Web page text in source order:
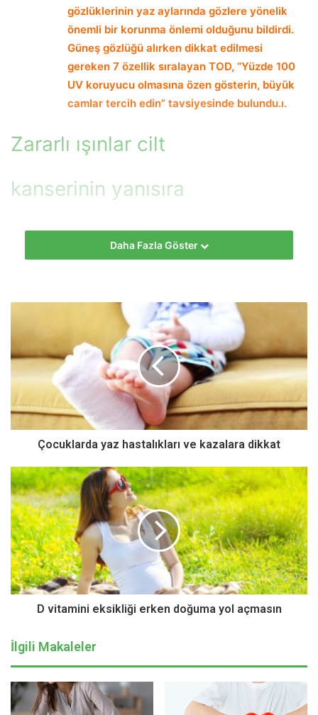
gözlüklerinin yaz aylarında gözlere yönelik
önemli bir korunma önlemi olduğunu bildirdi.
Güneş gözlüğü alırken dikkat edilmesi
gereken 7 özellik sıralayan TOD, “Yüzde 100
UV koruyucu olmasına özen gösterin, büyük
camlar tercih edin” tavsiyesinde bulundu.ı.
Zararlı ışınlar cilt
kanserinin yanısıra
korneada bozulmaya
+ Türk göz doktorlarını temsil eden Türk
Oftalmoloji Derneği’nden Optik Refraksiyon Birim Başkanı
Prof. Dr. Mustafa Kemal Arıcı, yaz aylarında güneş
ışınlarının, daha fazla ve dik olarak ulaştığı için güneş
gözlüğü kullanımının önem kazandığını vurguladı.
Hangi güneş ışını gözler için zararlı?
niçin önemli olduğunu şu sözlerle anlattı:
Daha Fazla Göster
Çocuklarda yaz hastalıkları ve kazalara dikkat
D vitamini eksikliği erken doğuma yol açmasın
İlgili Makaleler